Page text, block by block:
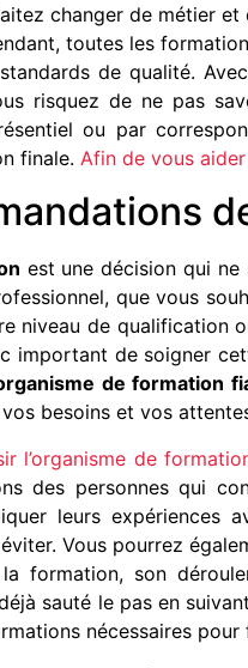
changer de métier
toutes les
de qualité.
risquez de ne pas
ou par
finale. Afin de vous
est une décision qui ne
que vous
niveau de qualification
important de soigner
de formation
besoins et vos
l’organisme de
des personnes qui
leurs
Vous pourrez
formation, son
sauté le pas en
nécessaires